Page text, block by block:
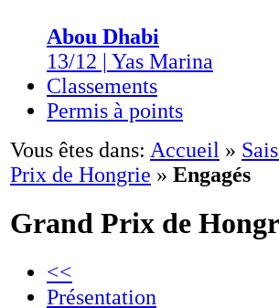
Abou Dhabi
13/12 | Yas Marina
Classements
Permis à points
Vous êtes dans: Accueil »
Prix de Hongrie » Engagés
Grand Prix de
<<
Présentation